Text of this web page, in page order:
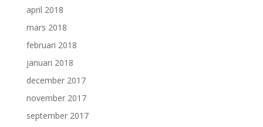
april 2018
mars 2018
februari 2018
januari 2018
december 2017
november 2017
september 2017